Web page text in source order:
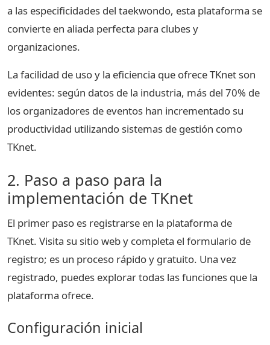
a las especificidades del taekwondo, esta plataforma se
convierte en aliada perfecta para clubes y
organizaciones.
La facilidad de uso y la eficiencia que ofrece TKnet son
evidentes: según datos de la industria, más del 70% de
los organizadores de eventos han incrementado su
productividad utilizando sistemas de gestión como
TKnet.
2. Paso a paso para la
implementación de TKnet
El primer paso es registrarse en la plataforma de
TKnet. Visita su sitio web y completa el formulario de
registro; es un proceso rápido y gratuito. Una vez
registrado, puedes explorar todas las funciones que la
plataforma ofrece.
Configuración inicial